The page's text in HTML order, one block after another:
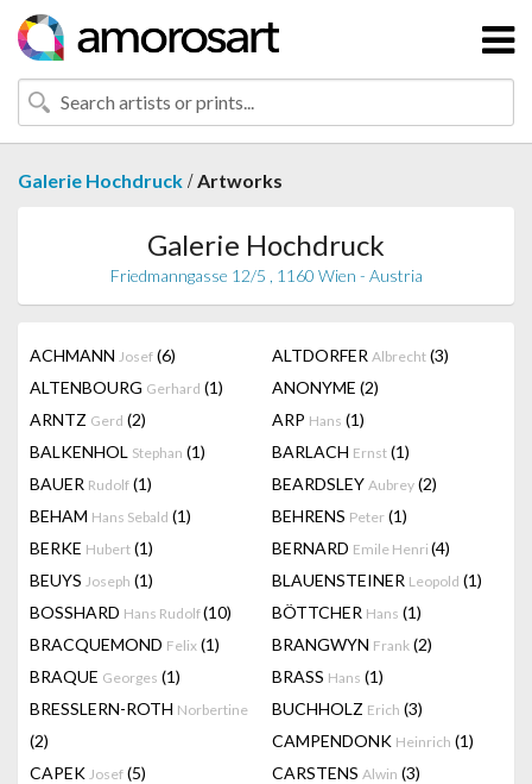
Galerie Hochdruck /Artworks
Galerie Hochdruck
Friedmanngasse 12/5 , 1160 Wien - Austria
ACHMANN Josef (6) ALTDORFER Albrecht (3)
ALTENBOURG Gerhard (1) ANONYME (2)
ARNTZ Gerd (2) ARP Hans (1)
BALKENHOL Stephan (1) BARLACH Ernst (1)
BAUER Rudolf (1) BEARDSLEY Aubrey (2)
BEHAM Hans Sebald (1) BEHRENS Peter (1)
BERKE Hubert (1) BERNARD Emile Henri (4)
BEUYS Joseph (1) BLAUENSTEINER Leopold (1)
BOSSHARD Hans Rudolf(10) BÖTTCHER Hans (1)
BRACQUEMOND Felix (1) BRANGWYN Frank (2)
BRAQUE Georges (1) BRASS Hans (1)
BRESSLERN-ROTH Norbertine
(2)
BUCHHOLZ Erich (3)
CAMPENDONK Heinrich (1)
CAPEK Josef (5) CARSTENS Alwin (3)